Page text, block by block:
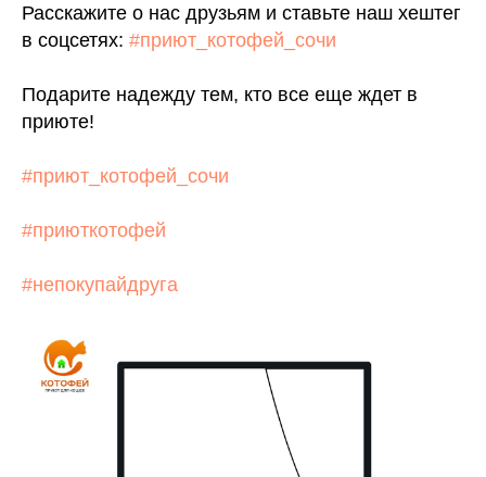
Расскажите о нас друзьям и ставьте наш хештег
в соцсетях: #приют_котофей_сочи
Подарите надежду тем, кто все еще ждет в
приюте!
#приют_котофей_сочи
#приюткотофей
#непокупайдруга